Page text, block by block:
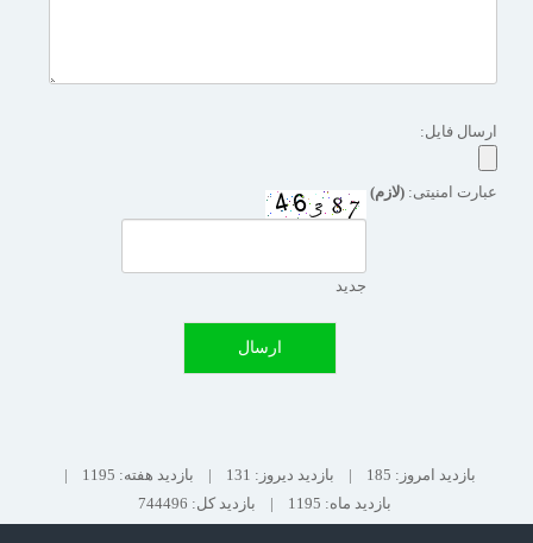
ارسال فایل:
عبارت امنیتی: (لازم)
جدید
ارسال
بازدید امروز: 185 | بازدید دیروز: 131 | بازدید هفته: 1195
|
بازدید ماه: 1195
| بازدید کل: 744496